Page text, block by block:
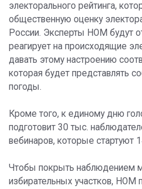
электорального рейтинга,
общественную оценку
России. Эксперты НОМ будут
реагирует на происходящие
давать этому настроению
которая будет представлять
погоды.
Кроме того, к единому дню
подготовит 30 тыс.
вебинаров, которые стартуют
Чтобы покрыть наблюдением
избирательных участков, НОМ